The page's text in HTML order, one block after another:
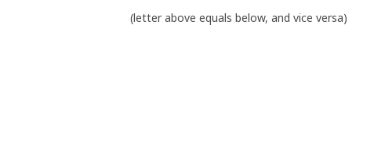
(letter above equals below, and vice versa)